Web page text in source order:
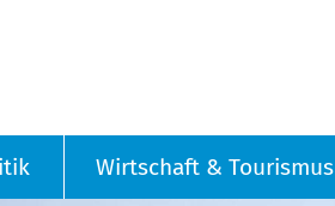
Wirtschaft & Tourismus